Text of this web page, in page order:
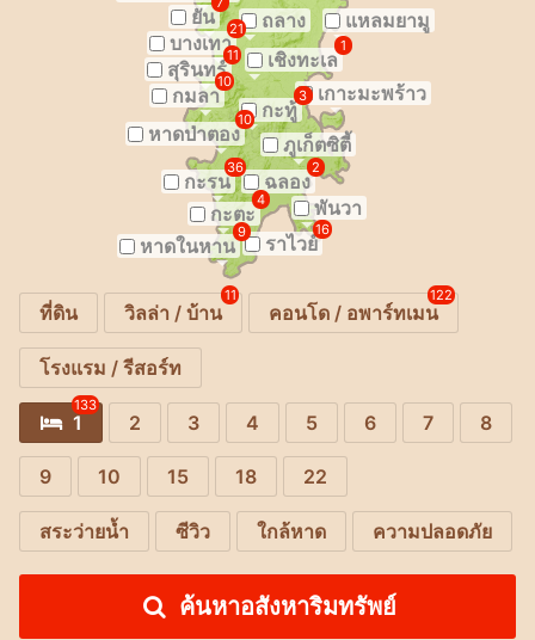
ยัน
ถลาง
บางเทา
21
แหลมยามู
เชิงทะเล
1
สุรินทร์
11
กมลา
10 เกาะมะพร้าว
กะทู้
3
หาดป่าตอง
10
ภูเก็ตซิตี้
ฉลอง
2
กะรน
36
พันวา
กะตะ
4
ราไวย์
16
หาดในหาน
9
ที่ดิน วิลล่า / บ้าน
11
คอนโด / อพาร์ทเมน
122
โรงแรม / รีสอร์ท
1
133
2 3 4 5 6 7 8
9 10 15 18 22
สระว่ายน้ำ ซีวิว ใกล้หาด ความปลอดภัย
ค้นหาอสังหาริมทรัพย์